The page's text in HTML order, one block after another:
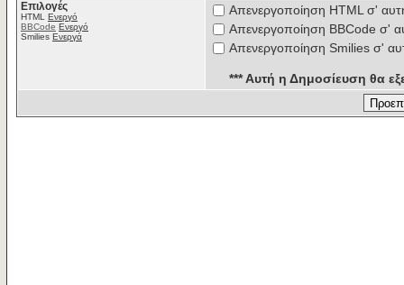
Επιλογές
HTML Ενεργό
BBCode Ενεργό
Smilies Ενεργά
Απενεργοποίηση HTML σ'
Απενεργοποίηση BBCode σ'
Απενεργοποίηση Smilies σ'
*** Αυτή η Δημοσίευση θα